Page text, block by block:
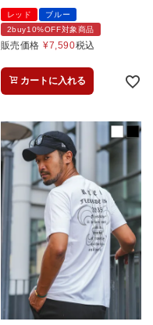
レッド
ブルー
2buy10%OFF対象商品
販売価格 ¥7,590税込
カートに入れる